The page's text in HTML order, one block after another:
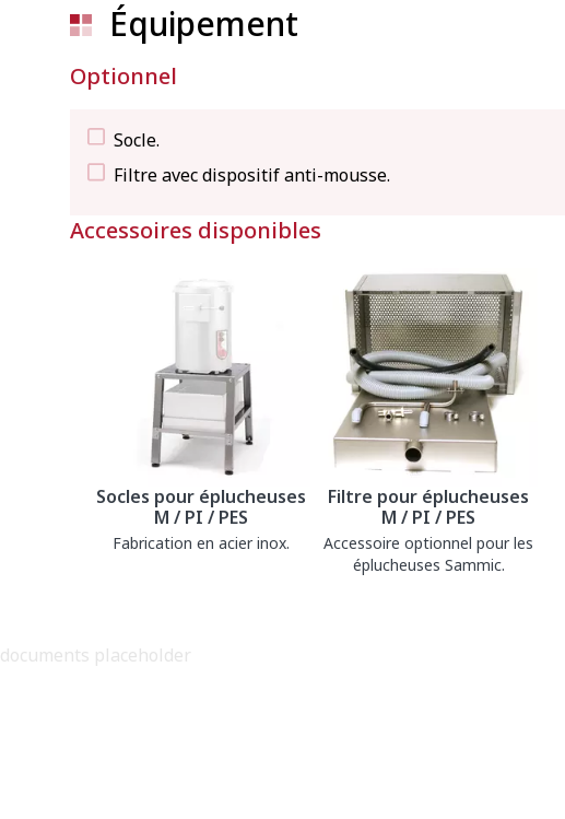
Équipement
Optionnel
Socle.
Filtre avec dispositif anti-mousse.
Accessoires disponibles
Socles pour éplucheuses
M / PI / PES
Fabrication en acier inox.
Filtre pour éplucheuses
M / PI / PES
Accessoire optionnel pour les
éplucheuses Sammic.
documents placeholder